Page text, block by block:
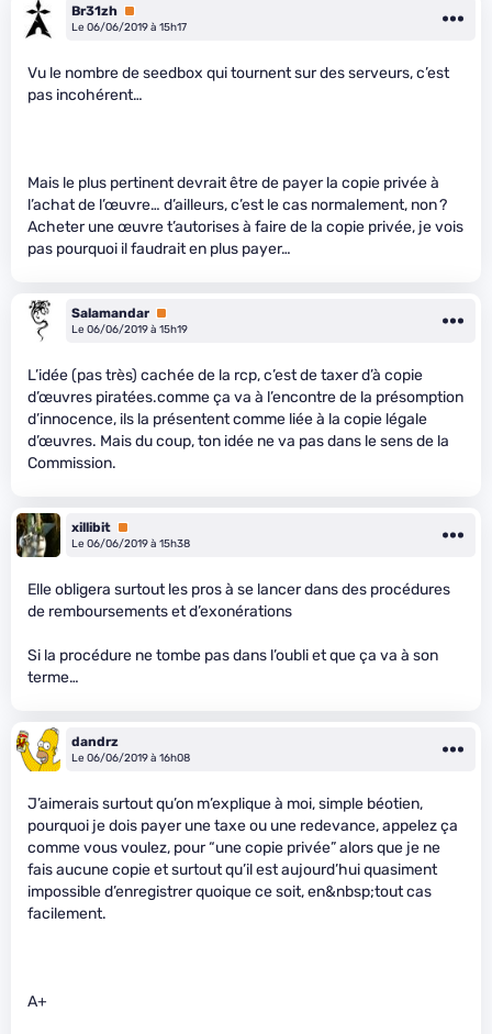
Br31zh Premium
Le 06/06/2019 à 15h17
Vu le nombre de seedbox qui tournent sur des serveurs, c’est
pas incohérent…
Mais le plus pertinent devrait être de payer la copie privée à
l’achat de l’œuvre… d’ailleurs, c’est le cas normalement, non ?
Acheter une œuvre t’autorises à faire de la copie privée, je vois
pas pourquoi il faudrait en plus payer…
Salamandar Premium
Le 06/06/2019 à 15h19
L’idée (pas très) cachée de la rcp, c’est de taxer d’à copie
d’œuvres piratées.comme ça va à l’encontre de la présomption
d’innocence, ils la présentent comme liée à la copie légale
d’œuvres. Mais du coup, ton idée ne va pas dans le sens de la
Commission.
xillibit Premium
Le 06/06/2019 à 15h38
Elle obligera surtout les pros à se lancer dans des procédures
de remboursements et d’exonérations
Si la procédure ne tombe pas dans l’oubli et que ça va à son
terme…
dandrz
Le 06/06/2019 à 16h08
J’aimerais surtout qu’on m’explique à moi, simple béotien,
pourquoi je dois payer une taxe ou une redevance, appelez ça
comme vous voulez, pour “une copie privée” alors que je ne
fais aucune copie et surtout qu’il est aujourd’hui quasiment
impossible d’enregistrer quoique ce soit, en&nbsp;tout cas
facilement.
A+